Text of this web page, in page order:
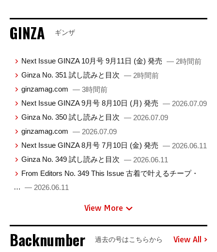
GINZA ギンザ
Next Issue GINZA 10月号 9月11日 (金) 発売 — 2時間前
Ginza No. 351 試し読みと目次 — 2時間前
ginzamag.com — 3時間前
Next Issue GINZA 9月号 8月10日 (月) 発売 — 2026.07.09
Ginza No. 350 試し読みと目次 — 2026.07.09
ginzamag.com — 2026.07.09
Next Issue GINZA 8月号 7月10日 (金) 発売 — 2026.06.11
Ginza No. 349 試し読みと目次 — 2026.06.11
From Editors No. 349 This Issue 古着で叶えるチープ・
… — 2026.06.11
View More
Backnumber 過去の号はこちらから View All